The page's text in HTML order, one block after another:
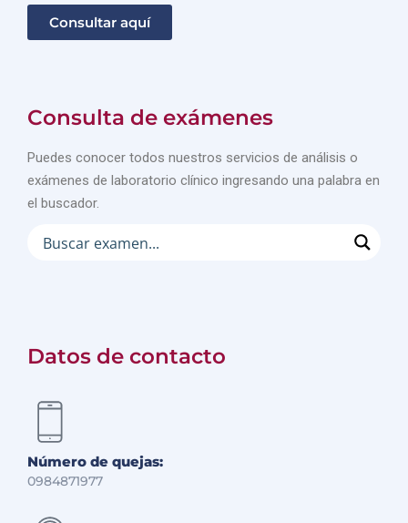
Consultar aquí
Consulta de exámenes
Puedes conocer todos nuestros servicios de análisis o
exámenes de laboratorio clínico ingresando una palabra en
el buscador.
Datos de contacto
Número de quejas:
0984871977